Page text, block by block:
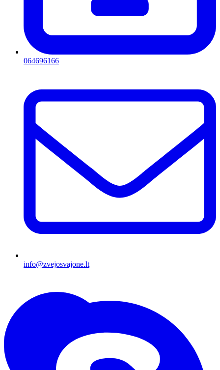
064696166
info@zvejosvajone.lt